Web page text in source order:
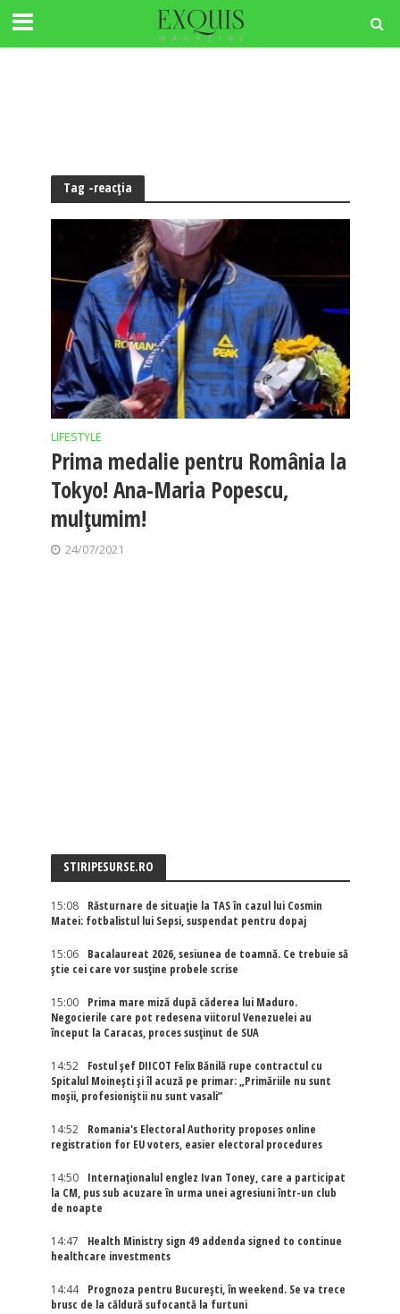
Tag -reacția
LIFESTYLE
Prima medalie pentru România la
Tokyo! Ana-Maria Popescu,
mulțumim!
24/07/2021
STIRIPESURSE.RO
15:08
Răsturnare de situație la TAS în cazul lui Cosmin
Matei: fotbalistul lui Sepsi, suspendat pentru dopaj
15:06
Bacalaureat 2026, sesiunea de toamnă. Ce trebuie să
știe cei care vor susține probele scrise
15:00
Prima mare miză după căderea lui Maduro.
Negocierile care pot redesena viitorul Venezuelei au
început la Caracas, proces susținut de SUA
14:52
Fostul șef DIICOT Felix Bănilă rupe contractul cu
Spitalul Moinești și îl acuză pe primar: „Primăriile nu sunt
moșii, profesioniștii nu sunt vasali”
14:52
Romania's Electoral Authority proposes online
registration for EU voters, easier electoral procedures
14:50
Internaţionalul englez Ivan Toney, care a participat
la CM, pus sub acuzare în urma unei agresiuni într-un club
de noapte
14:47
Health Ministry sign 49 addenda signed to continue
healthcare investments
14:44
Prognoza pentru București, în weekend. Se va trece
brusc de la căldură sufocantă la furtuni